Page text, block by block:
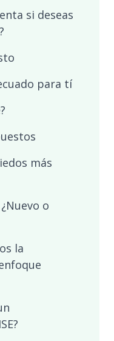
si deseas
para tí
más
o
la